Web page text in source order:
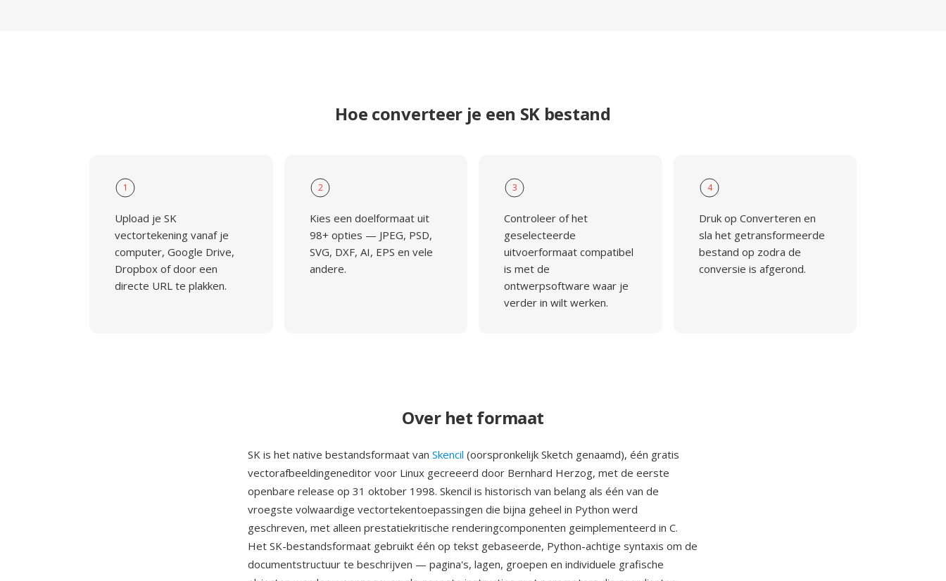
Hoe converteer je een SK bestand
1
Upload je SK
vectortekening vanaf je
computer, Google Drive,
Dropbox of door een
directe URL te plakken.
2
Kies een doelformaat uit
98+ opties — JPEG, PSD,
SVG, DXF, AI, EPS en vele
andere.
3
Controleer of het
geselecteerde
uitvoerformaat compatibel
is met de
ontwerpsoftware waar je
verder in wilt werken.
4
Druk op Converteren en
sla het getransformeerde
bestand op zodra de
conversie is afgerond.
Over het formaat
SK is het native bestandsformaat van Skencil (oorspronkelijk Sketch genaamd), één gratis
vectorafbeeldingeneditor voor Linux gecreeerd door Bernhard Herzog, met de eerste
openbare release op 31 oktober 1998. Skencil is historisch van belang als één van de
vroegste volwaardige vectortekentoepassingen die bijna geheel in Python werd
geschreven, met alleen prestatiekritische renderingcomponenten geimplementeerd in C.
Het SK-bestandsformaat gebruikt één op tekst gebaseerde, Python-achtige syntaxis om de
documentstructuur te beschrijven — pagina's, lagen, groepen en individuele grafische